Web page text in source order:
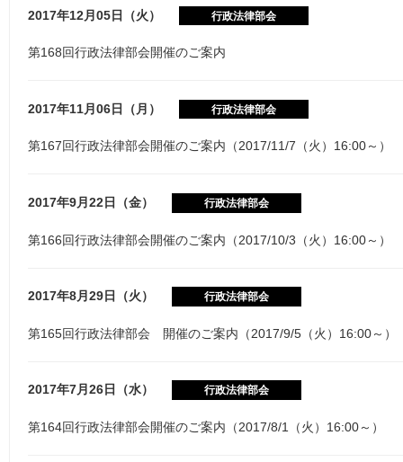
2017年12月05日（火） 行政法律部会
第168回行政法律部会開催のご案内
2017年11月06日（月） 行政法律部会
第167回行政法律部会開催のご案内（2017/11/7（火）16:00～）
2017年9月22日（金） 行政法律部会
第166回行政法律部会開催のご案内（2017/10/3（火）16:00～）
2017年8月29日（火） 行政法律部会
第165回行政法律部会 開催のご案内（2017/9/5（火）16:00～）
2017年7月26日（水） 行政法律部会
第164回行政法律部会開催のご案内（2017/8/1（火）16:00～）